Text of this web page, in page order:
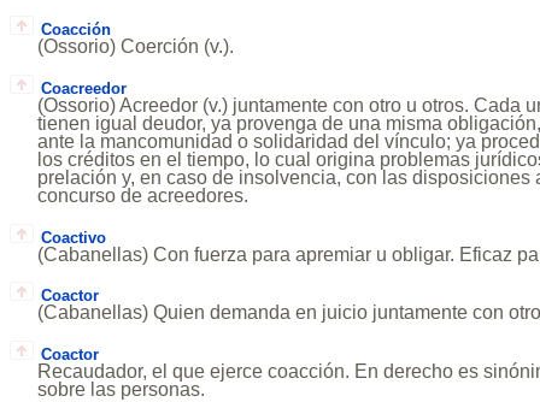
Coacción
(Ossorio) Coerción (v.).
Coacreedor
(Ossorio) Acreedor (v.) juntamente con otro u otros. Cada
tienen igual deudor, ya provenga de una misma
ante la mancomunidad o solidaridad del vínculo; ya
los créditos en el tiempo, lo cual origina problemas
prelación y, en caso de insolvencia, con las disposiciones
concurso de acreedores.
Coactivo
(Cabanellas) Con fuerza para apremiar u obligar. Eficaz
Coactor
(Cabanellas) Quien demanda en juicio juntamente con
Coactor
Recaudador, el que ejerce coacción. En derecho es
sobre las personas.